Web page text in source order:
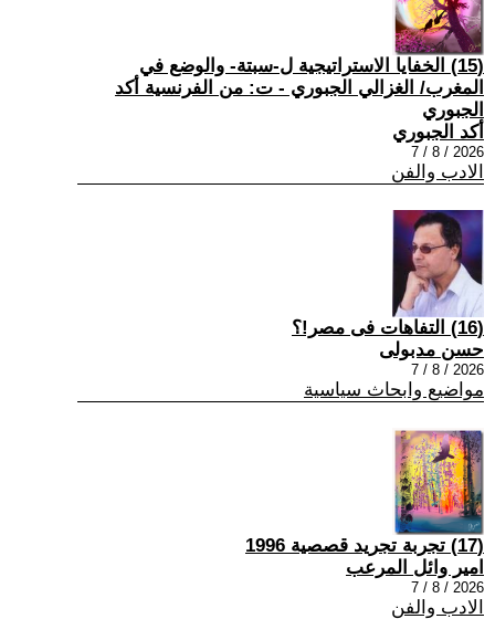
(15) الخفايا الاستراتيجية ل-سبتة- والوضع في
المغرب/ الغزالي الجبوري - ت: من الفرنسية أكد
الجبوري
أكد الجبوري
2026 / 8 / 7
الادب والفن
(16) التفاهات فى مصر!؟
حسن مدبولى
2026 / 8 / 7
مواضيع وابحاث سياسية
(17) تجربة تجريد قصصية 1996
امير وائل المرعب
2026 / 8 / 7
الادب والفن